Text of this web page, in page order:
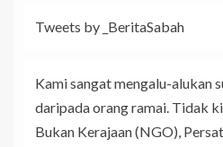
Tweets by _BeritaSabah
Kami sangat mengalu-alukan
daripada orang ramai. Tidak
Bukan Kerajaan (NGO),